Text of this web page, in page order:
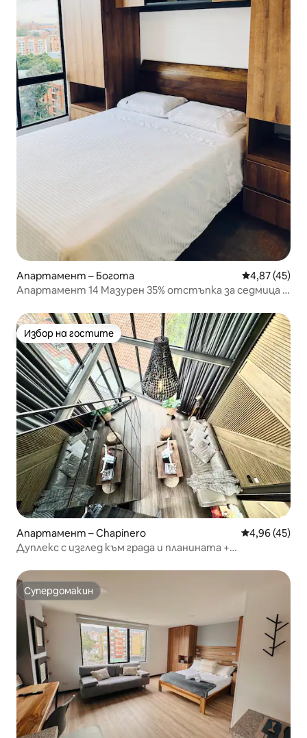
Апартамент – Богота Средна
4,87 (45)
Апартамент 14 Мазурен 35% отстъпка за седмица /
Избор на гостите
Избор на гостите
Апартамент – Chapinero Средна
4,96 (45)
Дуплекс с изглед към града и планината +
Супердомакин
Супердомакин